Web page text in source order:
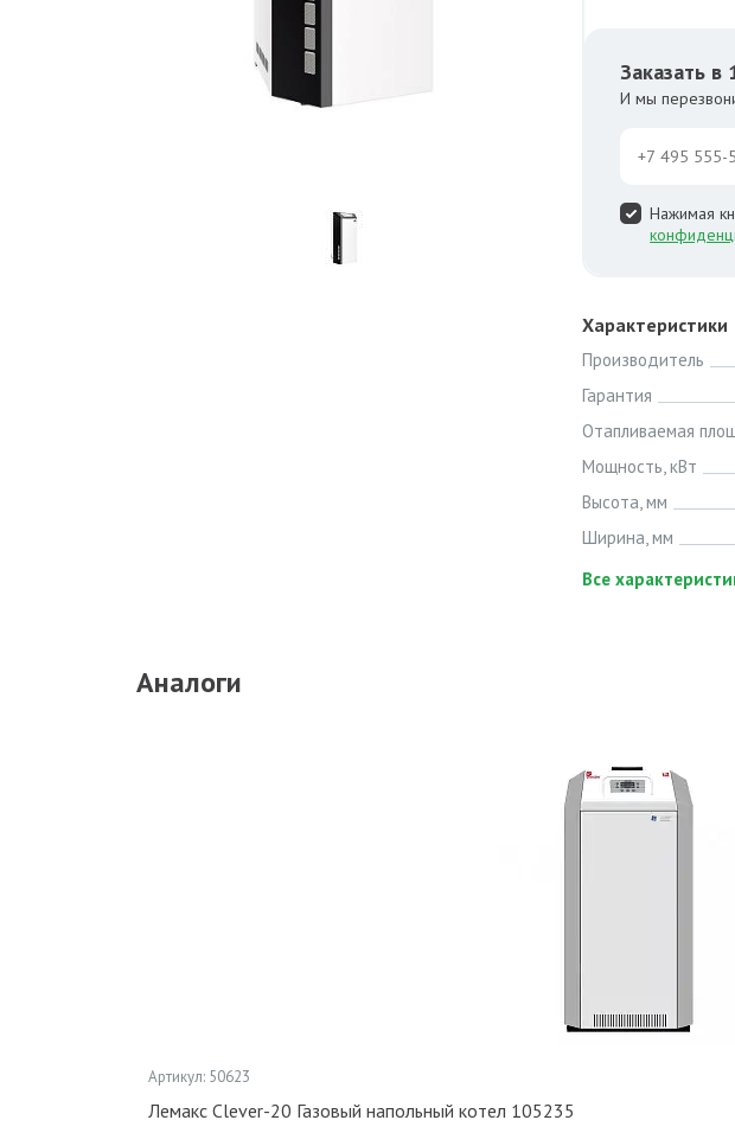
Заказать в
И мы
Нажимая
Характеристики
Производитель
Гарантия
Отапливаемая
Мощность, кВт
Высота, мм
Ширина, мм
Все
Аналоги
Артикул: 50623
Лемакс Clever-20 Газовый напольный котел 105235